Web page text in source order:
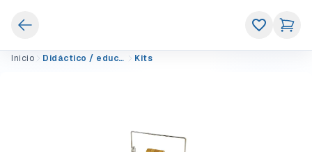
Inicio Didáctico / educativo Kits